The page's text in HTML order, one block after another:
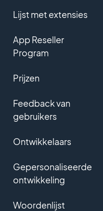
Lijst met extensies
App Reseller
Program
Prijzen
Feedback van
gebruikers
Ontwikkelaars
Gepersonaliseerde
ontwikkeling
Woordenlijst